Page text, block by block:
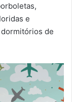
e
de